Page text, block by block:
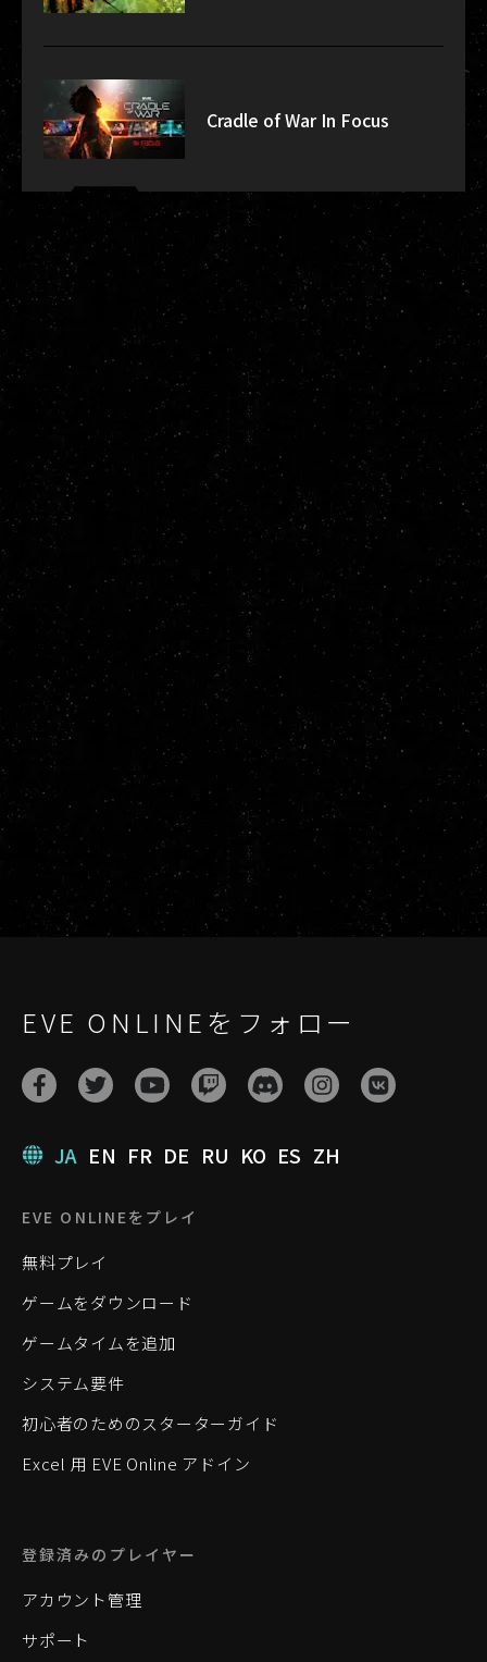
Cradle of War In Focus
EVE ONLINEをフォロー
JA EN FR DE RU KO ES ZH
EVE ONLINEをプレイ
無料プレイ
ゲームをダウンロード
ゲームタイムを追加
システム要件
初心者のためのスターターガイド
Excel 用 EVE Online アドイン
登録済みのプレイヤー
アカウント管理
サポート